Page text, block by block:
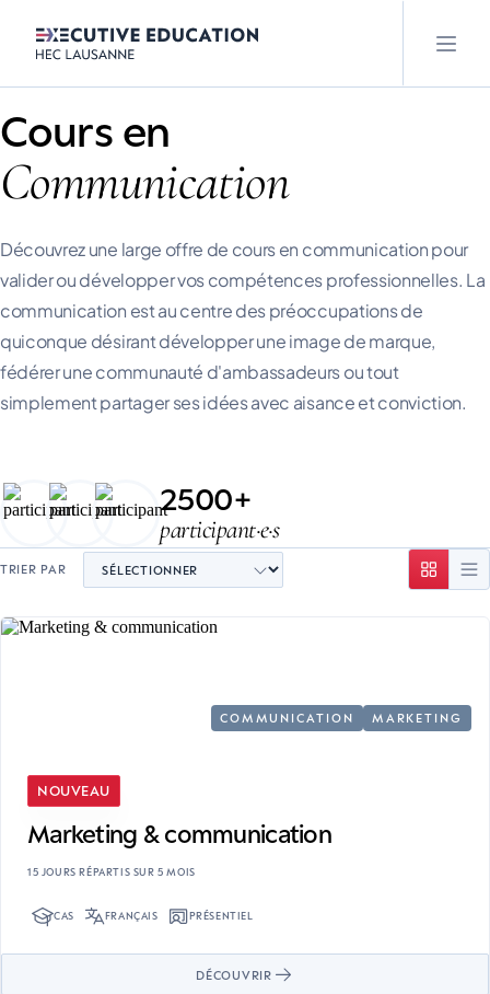
Cours en
Communication
Découvrez une large offre de cours en communication pour
valider ou développer vos compétences professionnelles. La
communication est au centre des préoccupations de
quiconque désirant développer une image de marque,
fédérer une communauté d'ambassadeurs ou tout
simplement partager ses idées avec aisance et conviction.
2500+
participant·e·s
TRIER PAR
COMMUNICATION MARKETING
NOUVEAU
Marketing & communication
15 JOURS RÉPARTIS SUR 5 MOIS
CAS FRANÇAIS PRÉSENTIEL
DÉCOUVRIR